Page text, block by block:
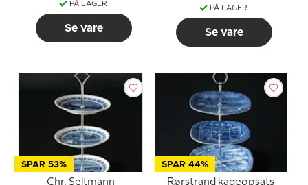
PÅ LAGER
Se vare
PÅ LAGER
Se vare
SPAR 53%
Chr. Seltmann
SPAR 44%
Rørstrand kageopsats